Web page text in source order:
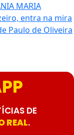
MARIA
entra na mira
Paulo de Oliveira
DE
REAL.